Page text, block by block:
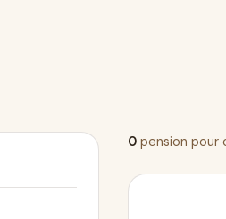
0 pension pour